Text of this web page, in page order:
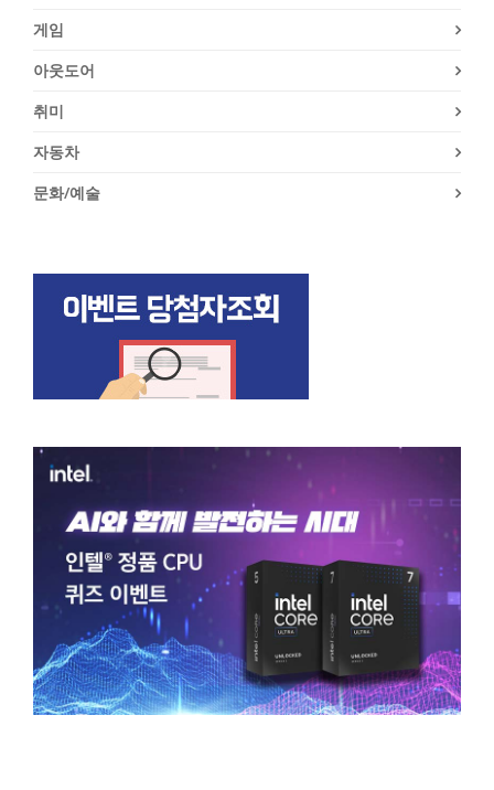
게임
아웃도어
취미
자동차
문화/예술